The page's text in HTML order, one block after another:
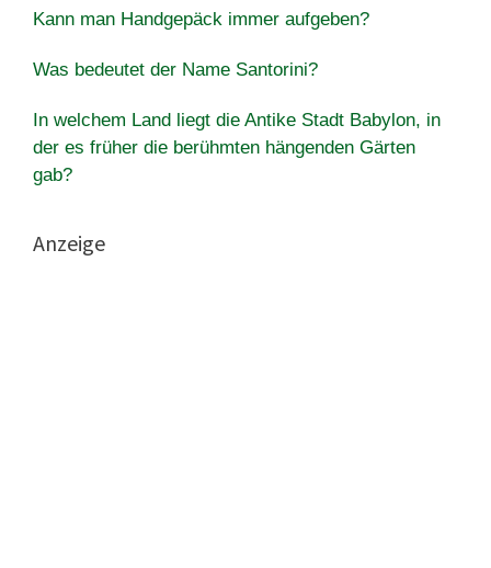
Kann man Handgepäck immer aufgeben?
Was bedeutet der Name Santorini?
In welchem Land liegt die Antike Stadt Babylon, in
der es früher die berühmten hängenden Gärten
gab?
Anzeige